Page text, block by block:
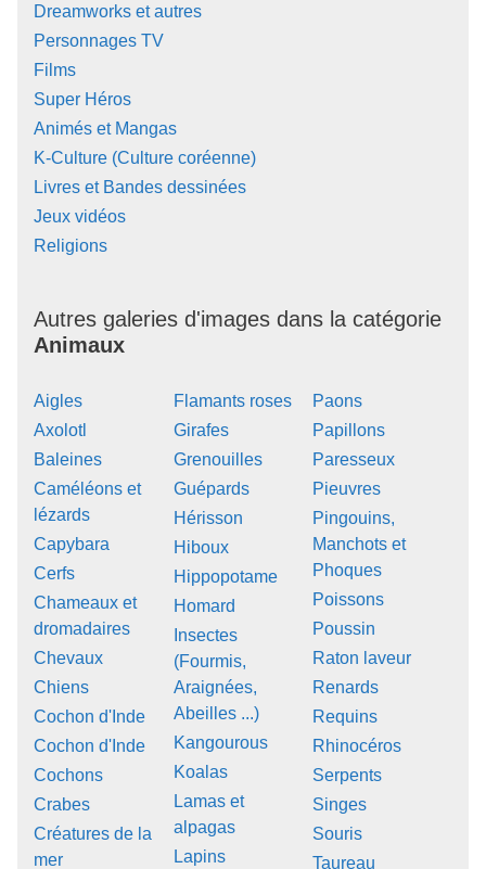
Dreamworks et autres
Personnages TV
Films
Super Héros
Animés et Mangas
K-Culture (Culture coréenne)
Livres et Bandes dessinées
Jeux vidéos
Religions
Autres galeries d'images dans la catégorie
Animaux
Aigles
Axolotl
Baleines
Caméléons et
lézards
Capybara
Cerfs
Chameaux et
dromadaires
Chevaux
Chiens
Cochon d'Inde
Cochon d'Inde
Cochons
Crabes
Créatures de la
mer
Flamants roses
Girafes
Grenouilles
Guépards
Hérisson
Hiboux
Hippopotame
Homard
Insectes
(Fourmis,
Araignées,
Abeilles ...)
Kangourous
Koalas
Lamas et
alpagas
Lapins
Paons
Papillons
Paresseux
Pieuvres
Pingouins,
Manchots et
Phoques
Poissons
Poussin
Raton laveur
Renards
Requins
Rhinocéros
Serpents
Singes
Souris
Taureau